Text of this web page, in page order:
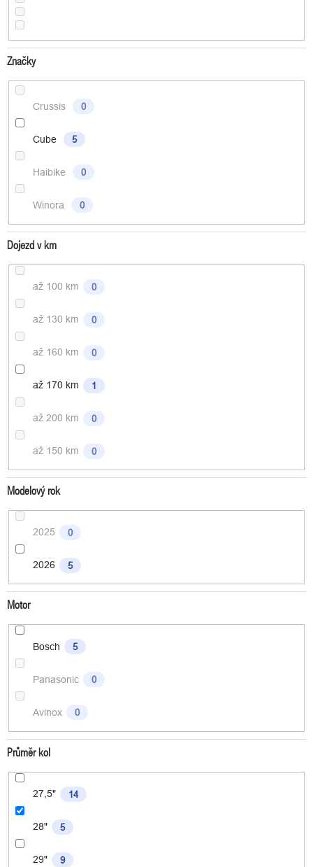
Značky
Crussis 0
Cube 5
Haibike 0
Winora 0
Dojezd v km
až 100 km 0
až 130 km 0
až 160 km 0
až 170 km 1
až 200 km 0
až 150 km 0
Modelový rok
2025 0
2026 5
Motor
Bosch 5
Panasonic 0
Avinox 0
Průměr kol
27,5" 14
28" 5
29" 9